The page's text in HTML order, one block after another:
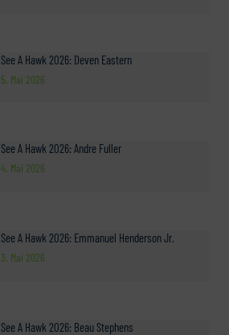
See A Hawk 2026: Deven Eastern
5. Mai 2026
See A Hawk 2026: Andre Fuller
4. Mai 2026
See A Hawk 2026: Emmanuel Henderson Jr.
3. Mai 2026
See A Hawk 2026: Beau Stephens